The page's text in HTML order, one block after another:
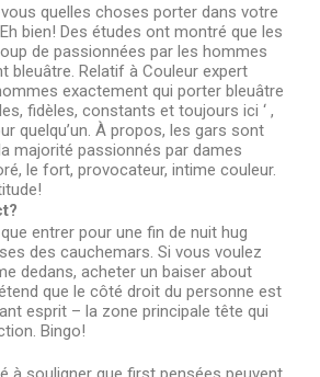
quelles choses porter dans votre
bien! Des études ont montré que les
de passionnées par les hommes
bleuâtre. Relatif à Couleur expert
exactement qui porter bleuâtre
fidèles, constants et toujours ici ‘ ,
quelqu’un. À propos, les gars sont
majorité passionnés par dames
le fort, provocateur, intime couleur.
entrer pour une fin de nuit hug
des cauchemars. Si vous voulez
dedans, acheter un baiser about
que le côté droit du personne est
esprit – la zone principale tête qui
Bingo!